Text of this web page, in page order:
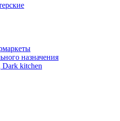
назначения
kitchen